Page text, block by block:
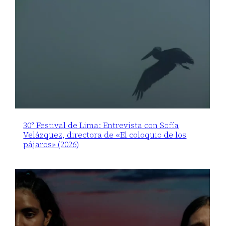
30° Festival de Lima: Entrevista con Sofía
Velázquez, directora de «El coloquio de los
pájaros» (2026)